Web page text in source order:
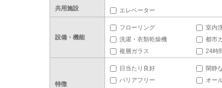
共用施設 エレベーター
設備・機能
フローリング
室内
洗濯・衣類乾燥機
都市
複層ガラス
24時
特徴
日当たり良好
閑静
バリアフリー
オー